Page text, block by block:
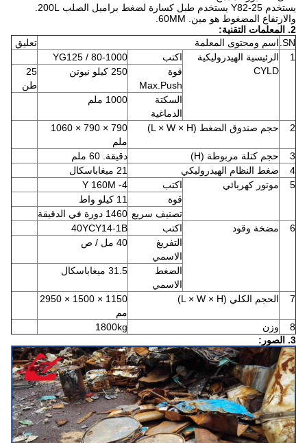
يستخدم Y82-25 يستخدم طبل كسارة لضغط براميل الصلب 200L.
والارتفاع المضغوط هو مين.
60MM.
2. المعلمات التقنية:
SN. اسم ومحتوى المعلمة
تعليق
الرئيسية الهيدروليكية
CYLD
اكتب
YG125 / 80-1000
قوة
Max.Push
250 كيلو نيوتن
25
طن
السكتة
الدماغية
1000 ملم
حجم صندوق الضغط (L × W × H)
790 × 790 × 1060
ملم
حجم كتلة مربوطة (H) دقيقة.
60 ملم
4
ضغط النظام الهيدروليكي
21 ميغاباسكال
5
موتور كهربائي اكتب
Y 160M -4
قوة
11 كيلو واط
تصنيف سريع
1460 دورة في الدقيقة
6
مضخة وقود اكتب
40YCY14-1B
التفريغ
الاسمي
40 مل / ص
الضغط
الاسمي
31.5 ميغاباسكال
الحجم الكلي (L × W × H)
1150 × 1500 × 2950
مم
8
وزن
1800kg
3. الصور: